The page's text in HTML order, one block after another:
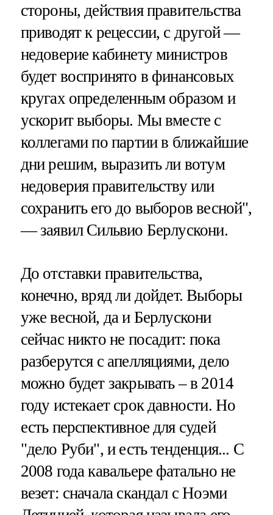
стороны, действия правительства
приводят к рецессии, с другой —
недоверие кабинету министров
будет воспринято в финансовых
кругах определенным образом и
ускорит выборы. Мы вместе с
коллегами по партии в ближайшие
дни решим, выразить ли вотум
недоверия правительству или
сохранить его до выборов весной",
— заявил Сильвио Берлускони.
До отставки правительства,
конечно, вряд ли дойдет. Выборы
уже весной, да и Берлускони
сейчас никто не посадит: пока
разберутся с апелляциями, дело
можно будет закрывать – в 2014
году истекает срок давности. Но
есть перспективное для судей
"дело Руби", и есть тенденция... С
2008 года кавальере фатально не
везет: сначала скандал с Ноэми